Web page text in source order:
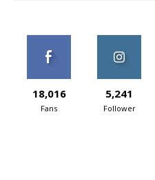
18,016
Fans
5,241
Follower